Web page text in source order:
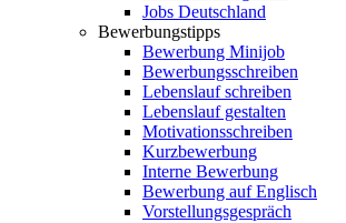
Jobs Deutschland
Bewerbungstipps
Bewerbung Minijob
Bewerbungsschreiben
Lebenslauf schreiben
Lebenslauf gestalten
Motivationsschreiben
Kurzbewerbung
Interne Bewerbung
Bewerbung auf Englisch
Vorstellungsgespräch